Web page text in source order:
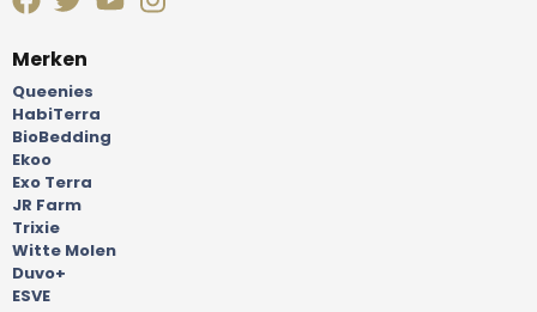
Merken
Queenies
HabiTerra
BioBedding
Ekoo
Exo Terra
JR Farm
Trixie
Witte Molen
Duvo+
ESVE